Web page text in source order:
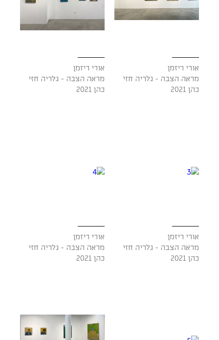
אורי ריזמן
מראה הצבה - גלריה חזי
כהן 2021
אורי ריזמן
מראה הצבה - גלריה חזי
כהן 2021
אורי ריזמן
מראה הצבה - גלריה חזי
כהן 2021
אורי ריזמן
מראה הצבה - גלריה חזי
כהן 2021